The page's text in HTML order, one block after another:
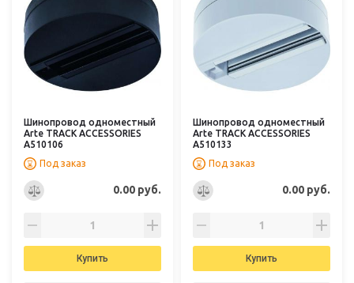
Шинопровод одноместный
Arte TRACK ACCESSORIES
A510106
Под заказ
0.00 руб.
Купить
Шинопровод одноместный
Arte TRACK ACCESSORIES
A510133
Под заказ
0.00 руб.
Купить